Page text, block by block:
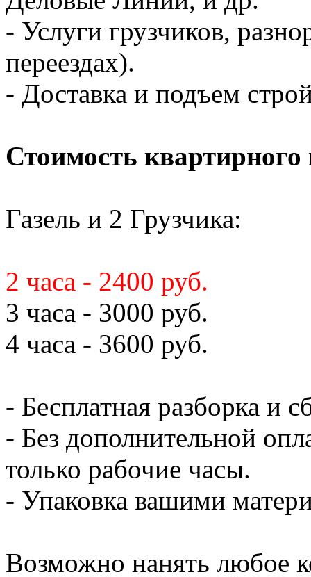
- Услуги грузчиков,
переездах).
- Доставка и подъем
Стоимость квартирного
Газель и 2 Грузчика:
2 часа - 2400 руб.
3 часа - 3000 руб.
4 часа - 3600 руб.
- Бесплатная разборка и
- Без дополнительной
только рабочие часы.
- Упаковка вашими
Возможно нанять любое